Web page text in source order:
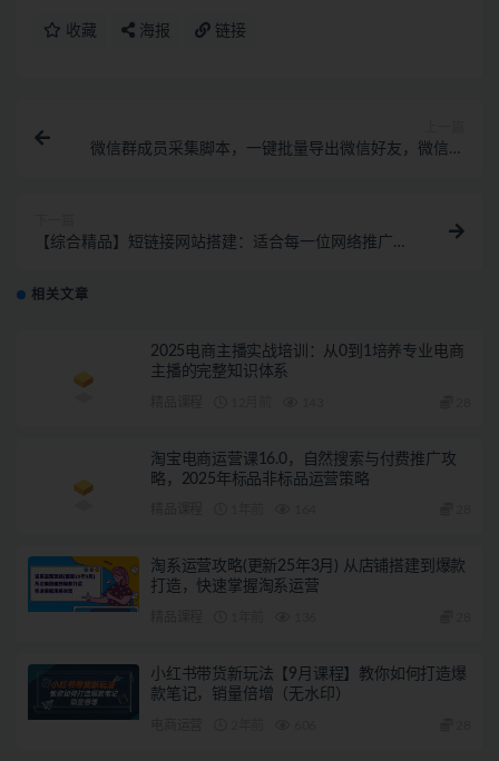
收藏 海报 链接
微信群成员采集脚本，一键批量导出微信好友，微信群
【综合精品】短链接网站搭建：适合每一位网络推广用
相关文章
2025电商主播实战培训：从0到1培养专业电商
主播的完整知识体系
淘宝电商运营课16.0，自然搜索与付费推广攻
略，2025年标品非标品运营策略
淘系运营攻略(更新25年3月) 从店铺搭建到爆款
打造，快速掌握淘系运营
小红书带货新玩法【9月课程】教你如何打造爆
款笔记，销量倍增（无水印）